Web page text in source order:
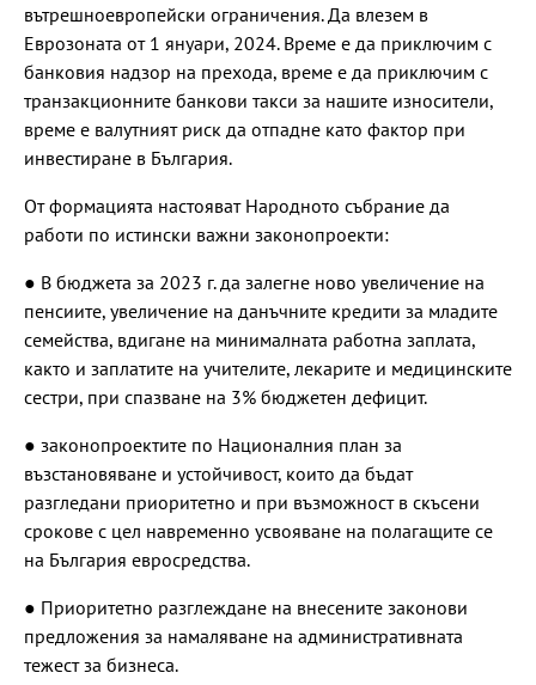
вътрешноевропейски ограничения. Да влезем в
Еврозоната от 1 януари, 2024. Време е да приключим с
банковия надзор на прехода, време е да приключим с
транзакционните банкови такси за нашите износители,
време е валутният риск да отпадне като фактор при
инвестиране в България.
От формацията настояват Народното събрание да
работи по истински важни законопроекти:
● В бюджета за 2023 г. да залегне ново увеличение на
пенсиите, увеличение на данъчните кредити за младите
семейства, вдигане на минималната работна заплата,
както и заплатите на учителите, лекарите и медицинските
сестри, при спазване на 3% бюджетен дефицит.
● законопроектите по Националния план за
възстановяване и устойчивост, които да бъдат
разгледани приоритетно и при възможност в скъсени
срокове с цел навременно усвояване на полагащите се
на България евросредства.
● Приоритетно разглеждане на внесените законови
предложения за намаляване на административната
тежест за бизнеса.